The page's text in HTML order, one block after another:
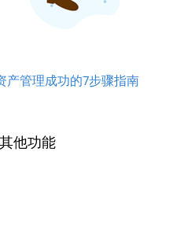
产管理成功的7步骤指南
他功能